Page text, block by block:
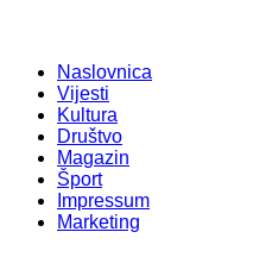
Naslovnica
Vijesti
Kultura
Društvo
Magazin
Šport
Impressum
Marketing